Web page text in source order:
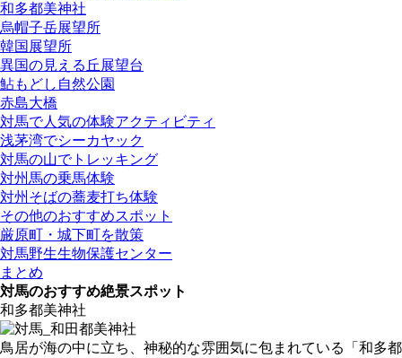
和多都美神社
烏帽子岳展望所
韓国展望所
異国の見える丘展望台
鮎もどし自然公園
赤島大橋
対馬で人気の体験アクティビティ
浅茅湾でシーカヤック
対馬の山でトレッキング
対州馬の乗馬体験
対州そばの蕎麦打ち体験
その他のおすすめスポット
厳原町・城下町を散策
対馬野生生物保護センター
まとめ
対馬のおすすめ絶景スポット
和多都美神社
鳥居が海の中に立ち、神秘的な雰囲気に包まれている「和多都